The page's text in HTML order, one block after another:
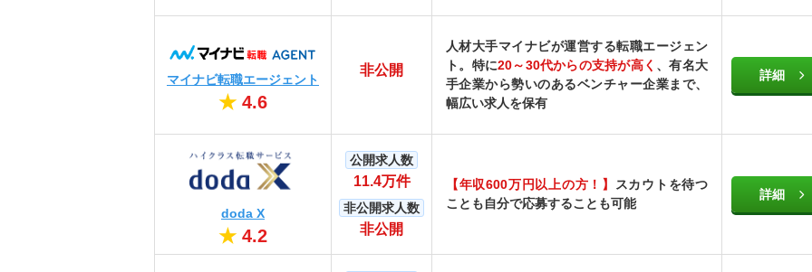
マイナビ転職エージェント
★ 4.6
非公開
人材大手マイナビが運営する転職エージェン
ト。特に20～30代からの支持が高く 、有名大
手企業から勢いのあるベンチャー企業まで、
幅広い求人を保有
詳細
doda X
★ 4.2
公開求人数
11.4万件
非公開求人数
非公開
【年収600万円以上の方！】 スカウトを待つ
ことも自分で応募することも可能
詳細